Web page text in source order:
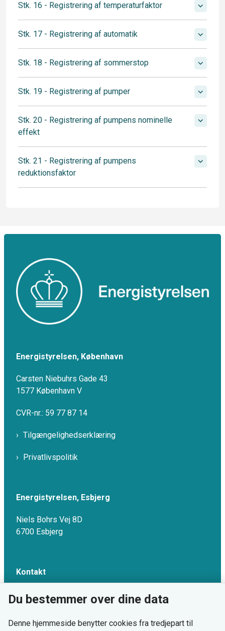
Stk. 16 - Registrering af temperaturfaktor
Stk. 17 - Registrering af automatik
Stk. 18 - Registrering af sommerstop
Stk. 19 - Registrering af pumper
Stk. 20 - Registrering af pumpens nominelle
effekt
Stk. 21 - Registrering af pumpens
reduktionsfaktor
Energistyrelsen, København
Carsten Niebuhrs Gade 43
1577 København V
CVR-nr.: 59 77 87 14
Tilgængelighedserklæring
Privatlivspolitik
Energistyrelsen, Esbjerg
Niels Bohrs Vej 8D
6700 Esbjerg
Kontakt
Email: emo-info@ens.dk
Tlf: 33 92 67 00
Du bestemmer over dine data
Denne hjemmeside benytter cookies fra tredjepart til